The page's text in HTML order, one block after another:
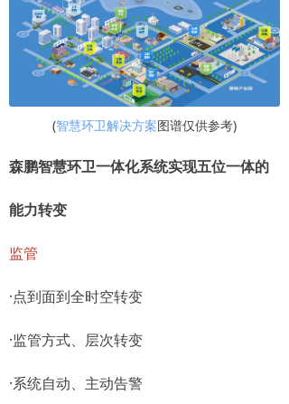
(智慧环卫解决方案图谱仅供参考)
森鹏智慧环卫一体化系统实现五位一体的
能力转变
监管
·点到面到全时空转变
·监管方式、层次转变
·系统自动、主动告警